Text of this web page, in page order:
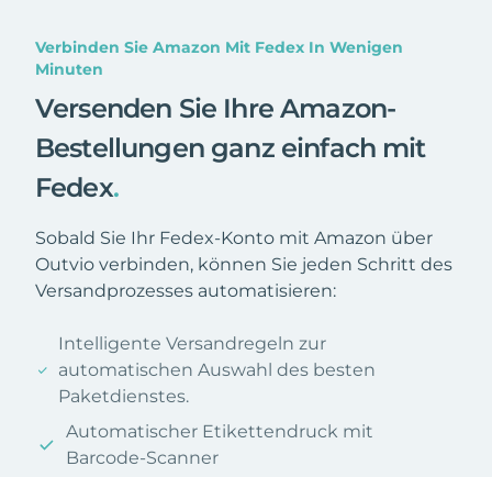
Verbinden Sie Amazon Mit Fedex In Wenigen
Minuten
Versenden Sie Ihre Amazon-
Bestellungen ganz einfach mit
Fedex.
Sobald Sie Ihr Fedex-Konto mit Amazon über
Outvio verbinden, können Sie jeden Schritt des
Versandprozesses automatisieren:
Intelligente Versandregeln zur
automatischen Auswahl des besten
Paketdienstes.
Automatischer Etikettendruck mit
Barcode-Scanner